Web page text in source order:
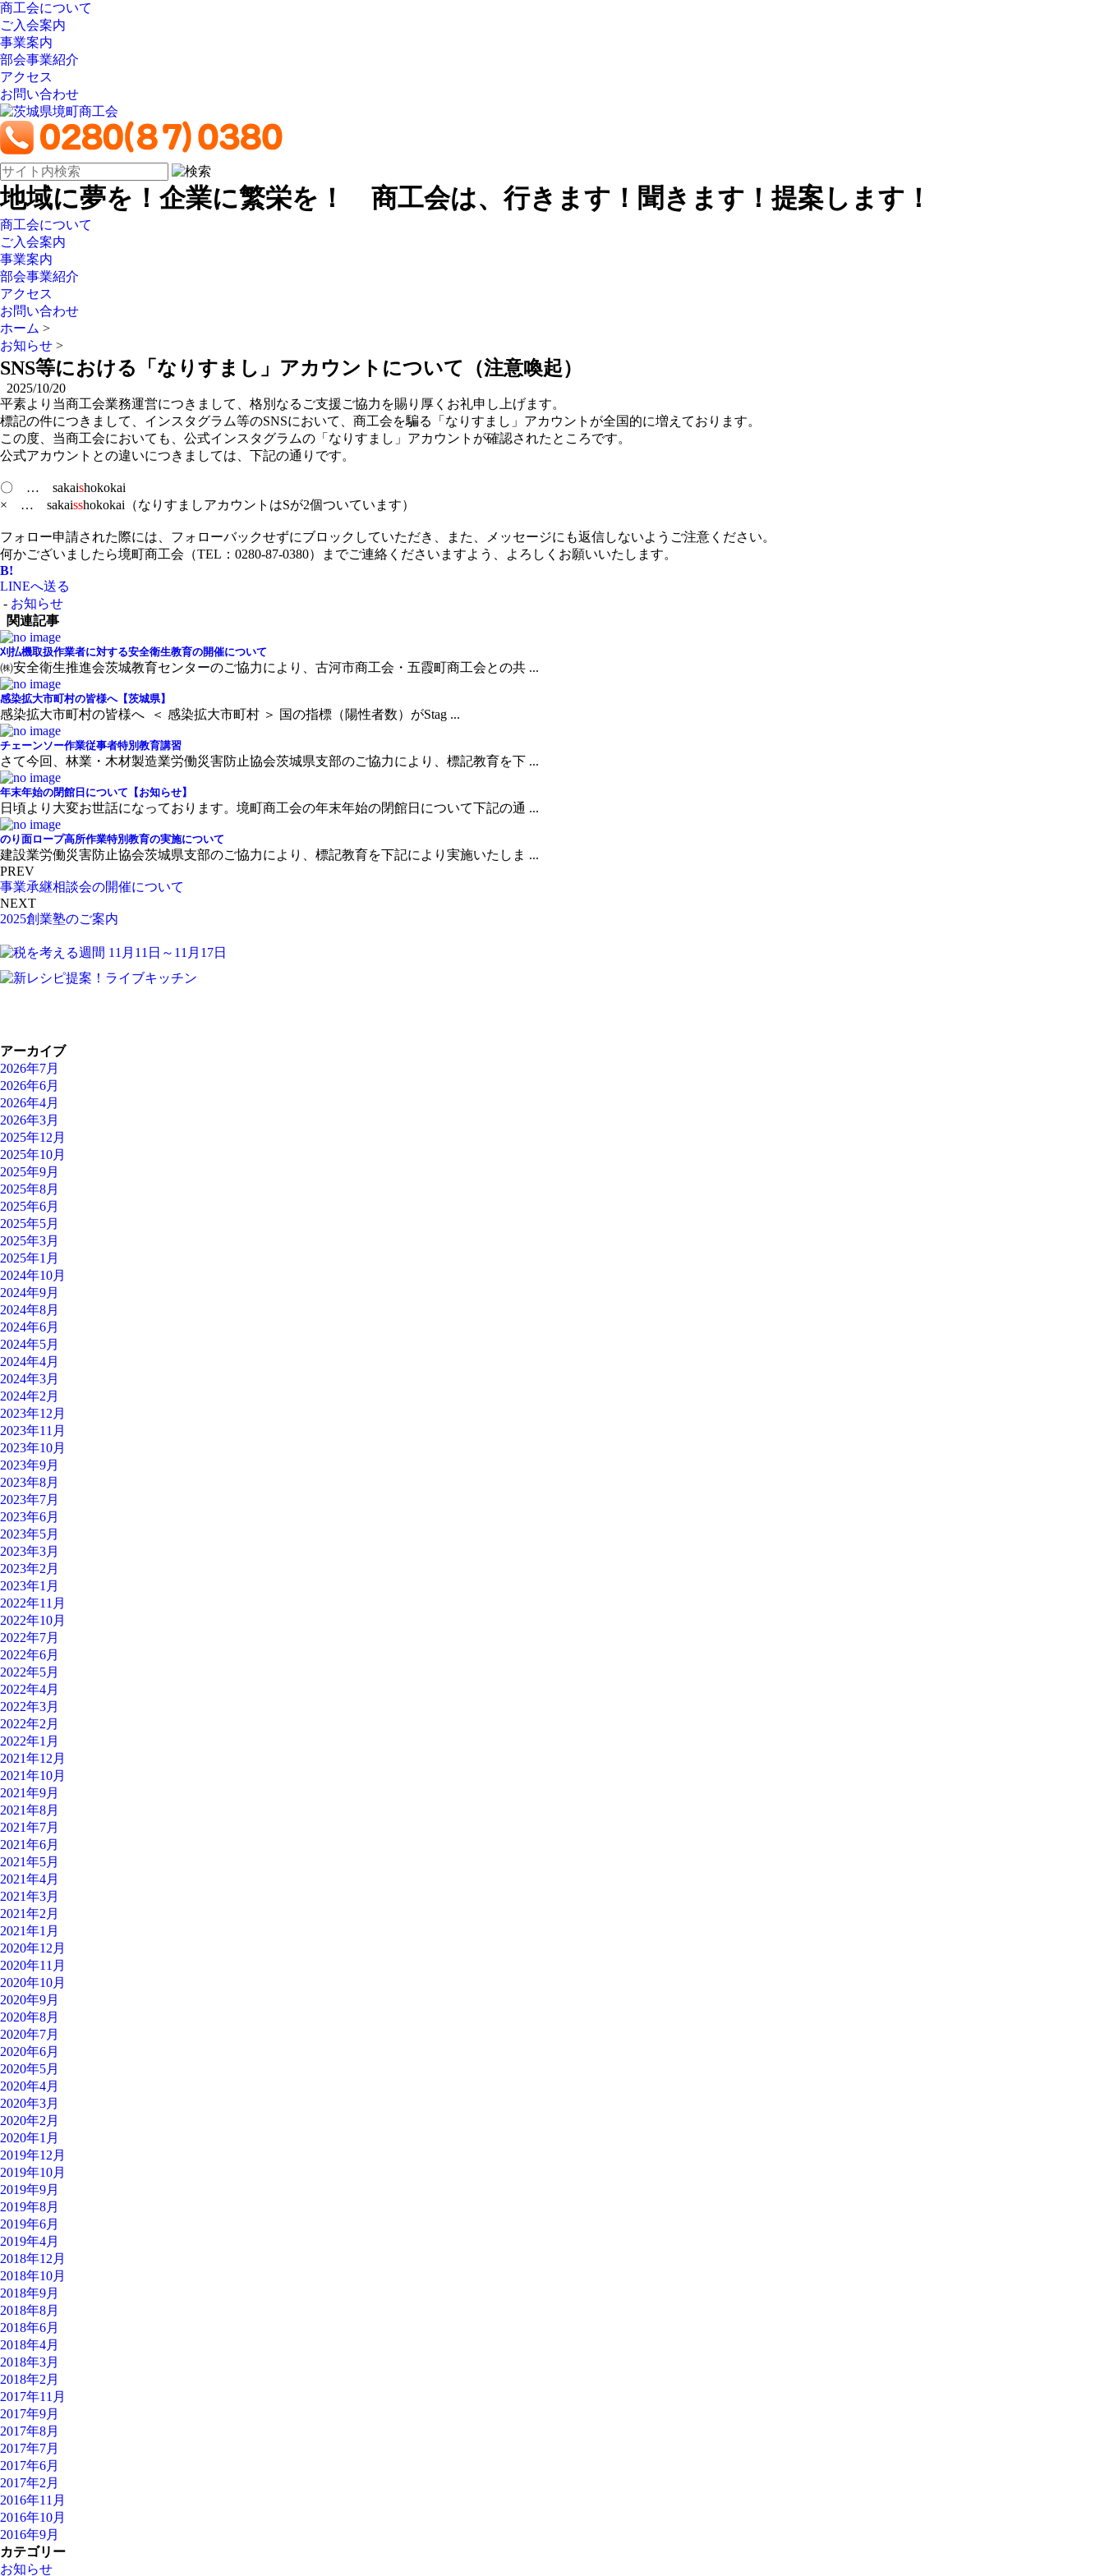
商工会について
ご入会案内
事業案内
部会事業紹介
アクセス
お問い合わせ
地域に夢を！企業に繁栄を！ 商工会は、行きます！聞きます！提案します！
商工会について
ご入会案内
事業案内
部会事業紹介
アクセス
お問い合わせ
ホーム >
お知らせ >
SNS等における「なりすまし」アカウントについて（注意喚起）
2025/10/20
平素より当商工会業務運営につきまして、格別なるご支援ご協力を賜り厚くお礼申し上げます。
標記の件につきまして、インスタグラム等のSNSにおいて、商工会を騙る「なりすまし」アカウントが全国的に増えております。
この度、当商工会においても、公式インスタグラムの「なりすまし」アカウントが確認されたところです。
公式アカウントとの違いにつきましては、下記の通りです。
〇 … sakaishokokai
× … sakaisshokokai（なりすましアカウントはSが2個ついています）
フォロー申請された際には、フォローバックせずにブロックしていただき、また、メッセージにも返信しないようご注意ください。
何かございましたら境町商工会（TEL：0280-87-0380）までご連絡くださいますよう、よろしくお願いいたします。
B!
LINEへ送る
- お知らせ
関連記事
刈払機取扱作業者に対する安全衛生教育の開催について
㈱安全衛生推進会茨城教育センターのご協力により、古河市商工会・五霞町商工会との共 ...
感染拡大市町村の皆様へ【茨城県】
感染拡大市町村の皆様へ ＜ 感染拡大市町村 ＞ 国の指標（陽性者数）がStag ...
チェーンソー作業従事者特別教育講習
さて今回、林業・木材製造業労働災害防止協会茨城県支部のご協力により、標記教育を下 ...
年末年始の閉館日について【お知らせ】
日頃より大変お世話になっております。境町商工会の年末年始の閉館日について下記の通 ...
のり面ロープ高所作業特別教育の実施について
建設業労働災害防止協会茨城県支部のご協力により、標記教育を下記により実施いたしま ...
PREV
事業承継相談会の開催について
NEXT
2025創業塾のご案内
アーカイブ
2026年7月
2026年6月
2026年4月
2026年3月
2025年12月
2025年10月
2025年9月
2025年8月
2025年6月
2025年5月
2025年3月
2025年1月
2024年10月
2024年9月
2024年8月
2024年6月
2024年5月
2024年4月
2024年3月
2024年2月
2023年12月
2023年11月
2023年10月
2023年9月
2023年8月
2023年7月
2023年6月
2023年5月
2023年3月
2023年2月
2023年1月
2022年11月
2022年10月
2022年7月
2022年6月
2022年5月
2022年4月
2022年3月
2022年2月
2022年1月
2021年12月
2021年10月
2021年9月
2021年8月
2021年7月
2021年6月
2021年5月
2021年4月
2021年3月
2021年2月
2021年1月
2020年12月
2020年11月
2020年10月
2020年9月
2020年8月
2020年7月
2020年6月
2020年5月
2020年4月
2020年3月
2020年2月
2020年1月
2019年12月
2019年10月
2019年9月
2019年8月
2019年6月
2019年4月
2018年12月
2018年10月
2018年9月
2018年8月
2018年6月
2018年4月
2018年3月
2018年2月
2017年11月
2017年9月
2017年8月
2017年7月
2017年6月
2017年2月
2016年11月
2016年10月
2016年9月
カテゴリー
お知らせ